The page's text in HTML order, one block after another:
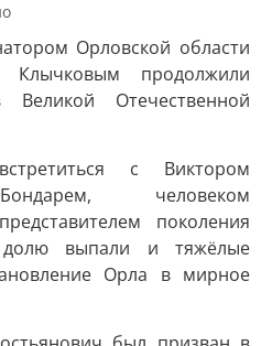
Орловской области
Клычковым продолжили
Великой Отечественной
с Виктором
человеком
поколения
выпали и тяжёлые
Орла в мирное